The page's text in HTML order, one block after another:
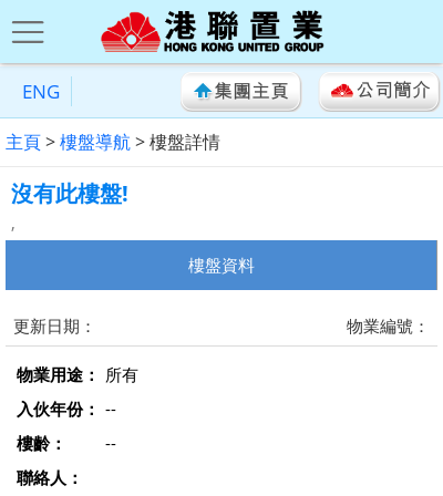
ENG
主頁>樓盤導航> 樓盤詳情
沒有此樓盤!
,
樓盤資料
更新日期： 物業編號：
物業用途： 所有
入伙年份： --
樓齡：
--
聯絡人：